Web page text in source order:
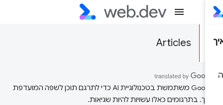
Articles
‫Google משתמשת בטכנולוגיית AI כדי לתרגם תוכן לשפה המועדפת
בתרגומים כאלו עשויות להיות שגיאות.